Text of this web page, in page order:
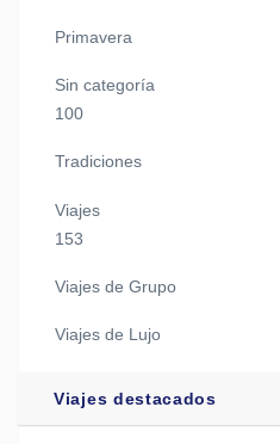
Primavera
Sin categoría
100
Tradiciones
Viajes
153
Viajes de Grupo
Viajes de Lujo
Viajes destacados